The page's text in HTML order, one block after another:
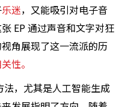
乐迷，又能吸引对电子音
EP 通过声音和文字对狂
角展现了这一流派的历
性。
，尤其是人工智能生成